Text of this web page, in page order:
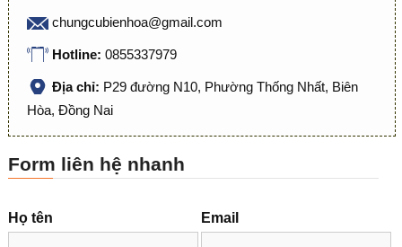
chungcubienhoa@gmail.com
Hotline: 0855337979
Địa chỉ: P29 đường N10, Phường Thống Nhất, Biên
Hòa, Đồng Nai
Form liên hệ nhanh
Họ tên Email